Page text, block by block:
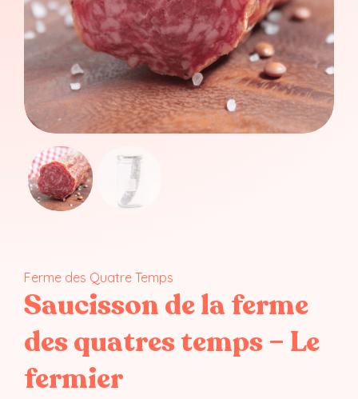
Ferme des Quatre Temps
Saucisson de la ferme
des quatres temps – Le
fermier